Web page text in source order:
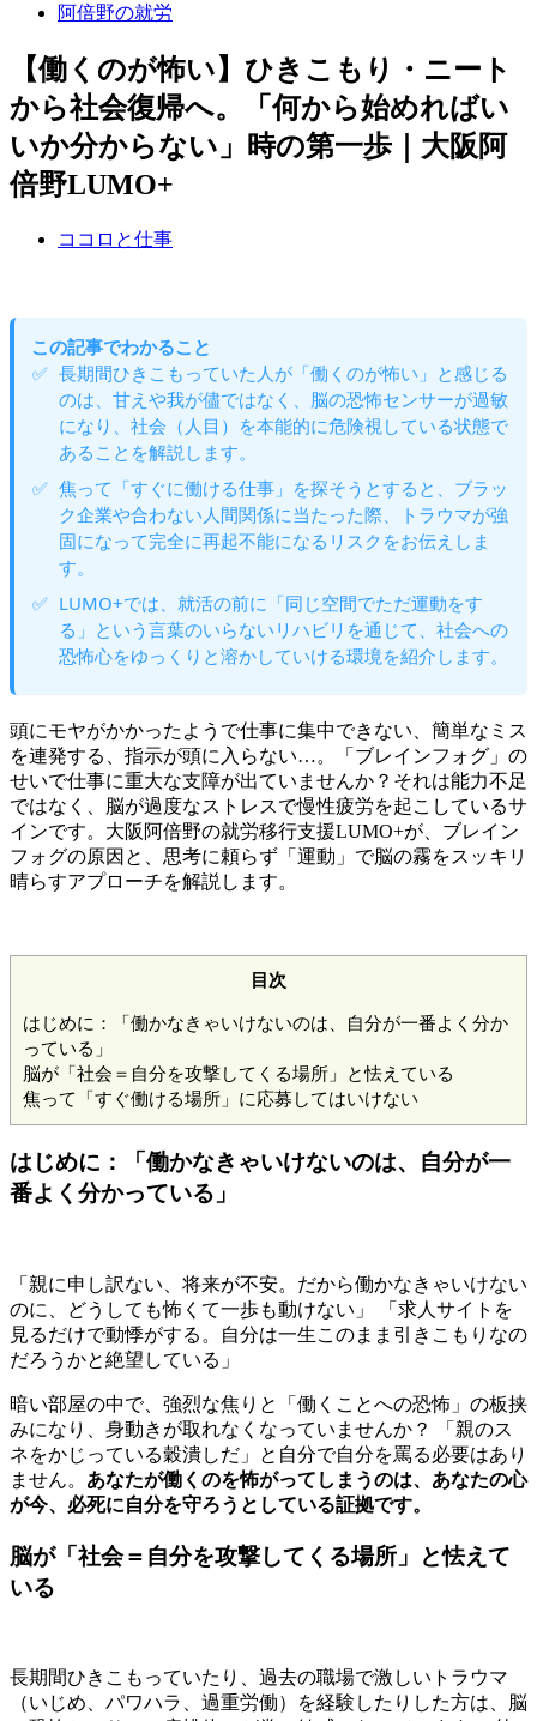
阿倍野の就労
【働くのが怖い】ひきこもり・ニート
から社会復帰へ。「何から始めればい
いか分からない」時の第一歩｜大阪阿
倍野LUMO+
ココロと仕事
この記事でわかること
長期間ひきこもっていた人が「働くのが怖い」と感じる
のは、甘えや我が儘ではなく、脳の恐怖センサーが過敏
になり、社会（人目）を本能的に危険視している状態で
あることを解説します。
焦って「すぐに働ける仕事」を探そうとすると、ブラッ
ク企業や合わない人間関係に当たった際、トラウマが強
固になって完全に再起不能になるリスクをお伝えしま
す。
LUMO+では、就活の前に「同じ空間でただ運動をす
る」という言葉のいらないリハビリを通じて、社会への
恐怖心をゆっくりと溶かしていける環境を紹介します。
頭にモヤがかかったようで仕事に集中できない、簡単なミス
を連発する、指示が頭に入らない…。「ブレインフォグ」の
せいで仕事に重大な支障が出ていませんか？それは能力不足
ではなく、脳が過度なストレスで慢性疲労を起こしているサ
インです。大阪阿倍野の就労移行支援LUMO+が、ブレイン
フォグの原因と、思考に頼らず「運動」で脳の霧をスッキリ
晴らすアプローチを解説します。
目次
はじめに：「働かなきゃいけないのは、自分が一番よく分か
っている」
脳が「社会＝自分を攻撃してくる場所」と怯えている
焦って「すぐ働ける場所」に応募してはいけない
はじめに：「働かなきゃいけないのは、自分が一
番よく分かっている」
「親に申し訳ない、将来が不安。だから働かなきゃいけない
のに、どうしても怖くて一歩も動けない」 「求人サイトを
見るだけで動悸がする。自分は一生このまま引きこもりなの
だろうかと絶望している」
暗い部屋の中で、強烈な焦りと「働くことへの恐怖」の板挟
みになり、身動きが取れなくなっていませんか？ 「親のス
ネをかじっている穀潰しだ」と自分で自分を罵る必要はあり
ません。 あなたが働くのを怖がってしまうのは、あなたの心
が今、必死に自分を守ろうとしている証拠です。
脳が「社会＝自分を攻撃してくる場所」と怯えて
いる
長期間ひきこもっていたり、過去の職場で激しいトラウマ
（いじめ、パワハラ、過重労働）を経験したりした方は、脳